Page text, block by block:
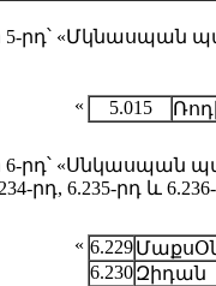
րդ՝ «Մկնասպան
« 5.015
րդ՝ «Սնկասպան
րդ, 6.235-րդ և
« 6.229
6.230Զիդան